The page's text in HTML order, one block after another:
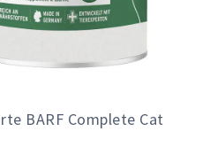
BARF Complete Cat